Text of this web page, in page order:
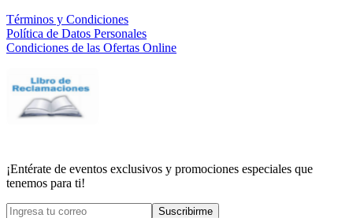
Términos y Condiciones
Política de Datos Personales
Condiciones de las Ofertas Online
¡Entérate de eventos exclusivos y promociones especiales que
tenemos para ti!
Suscribirme